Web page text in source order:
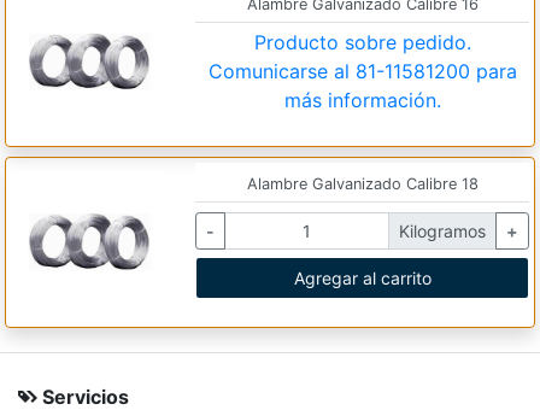
Alambre Galvanizado Calibre 16
Producto sobre pedido.
Comunicarse al 81-11581200 para
más información.
Alambre Galvanizado Calibre 18
- Kilogramos +
Agregar al carrito
Servicios